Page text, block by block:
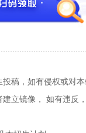
稿，如有侵权或对
立镜像， 如有违反